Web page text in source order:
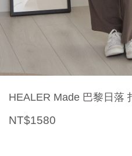
HEALER Made 巴黎日落
NT$1580